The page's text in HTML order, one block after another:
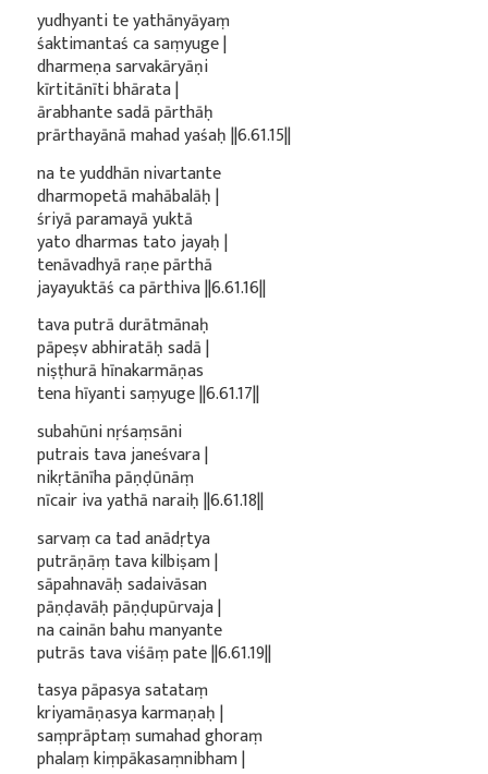
yudhyanti te yathānyāyaṃ
śaktimantaś ca saṃyuge |
dharmeṇa sarvakāryāṇi
kīrtitānīti bhārata |
ārabhante sadā pārthāḥ
prārthayānā mahad yaśaḥ ||6.61.15||
na te yuddhān nivartante
dharmopetā mahābalāḥ |
śriyā paramayā yuktā
yato dharmas tato jayaḥ |
tenāvadhyā raṇe pārthā
jayayuktāś ca pārthiva ||6.61.16||
tava putrā durātmānaḥ
pāpeṣv abhiratāḥ sadā |
niṣṭhurā hīnakarmāṇas
tena hīyanti saṃyuge ||6.61.17||
subahūni nṛśaṃsāni
putrais tava janeśvara |
nikṛtānīha pāṇḍūnāṃ
nīcair iva yathā naraiḥ ||6.61.18||
sarvaṃ ca tad anādṛtya
putrāṇāṃ tava kilbiṣam |
sāpahnavāḥ sadaivāsan
pāṇḍavāḥ pāṇḍupūrvaja |
na cainān bahu manyante
putrās tava viśāṃ pate ||6.61.19||
tasya pāpasya satataṃ
kriyamāṇasya karmaṇaḥ |
saṃprāptaṃ sumahad ghoraṃ
phalaṃ kiṃpākasaṃnibham |